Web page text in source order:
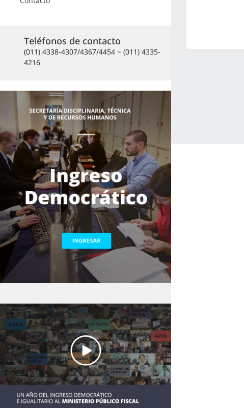
Teléfonos de contacto
(011) 4338-4307/4367/4454 ~ (011) 4335-
4216